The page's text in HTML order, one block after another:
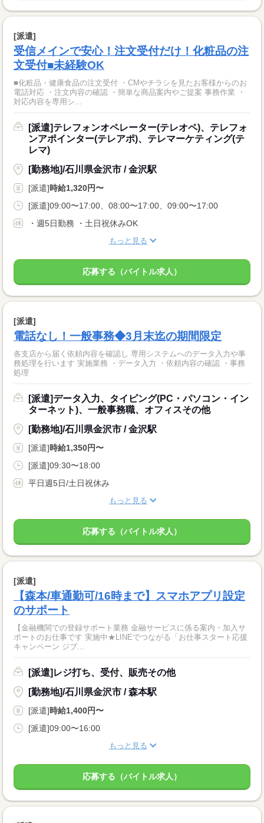
[派遣]
受信メインで安心！注文受付だけ！化粧品の注
文受付■未経験OK
■化粧品・健康食品の注文受付 ・CMやチラシを見たお客様からのお
電話対応 ・注文内容の確認 ・簡単な商品案内やご提案 事務作業 ・
対応内容を専用シ...
[派遣]テレフォンオペレーター(テレオペ)、テレフォ
ンアポインター(テレアポ)、テレマーケティング(テ
レマ)
[勤務地]/石川県金沢市 / 金沢駅
[派遣]時給1,320円〜
[派遣]09:00〜17:00、08:00〜17:00、09:00〜17:00
・週5日勤務 ・土日祝休みOK
もっと見る
応募する（バイトル求人）
[派遣]
電話なし！一般事務◆3月末迄の期間限定
各支店から届く依頼内容を確認し 専用システムへのデータ入力や事
務処理を行います 実施業務 ・データ入力 ・依頼内容の確認 ・事務
処理
[派遣]データ入力、タイピング(PC・パソコン・イン
ターネット)、一般事務職、オフィスその他
[勤務地]/石川県金沢市 / 金沢駅
[派遣]時給1,350円〜
[派遣]09:30〜18:00
平日週5日/土日祝休み
もっと見る
応募する（バイトル求人）
[派遣]
【森本/車通勤可/16時まで】スマホアプリ設定
のサポート
【金融機関での登録サポート業務 金融サービスに係る案内・加入サ
ポートのお仕事です 実施中★LINEでつながる「お仕事スタート応援
キャンペーン ジブ...
[派遣]レジ打ち、受付、販売その他
[勤務地]/石川県金沢市 / 森本駅
[派遣]時給1,400円〜
[派遣]09:00〜16:00
もっと見る
応募する（バイトル求人）